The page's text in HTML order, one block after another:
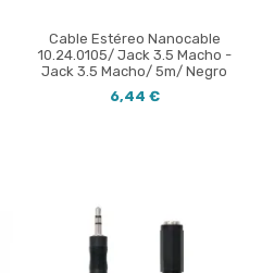
Cable Estéreo Nanocable
10.24.0105/ Jack 3.5 Macho -
Jack 3.5 Macho/ 5m/ Negro
6,44 €